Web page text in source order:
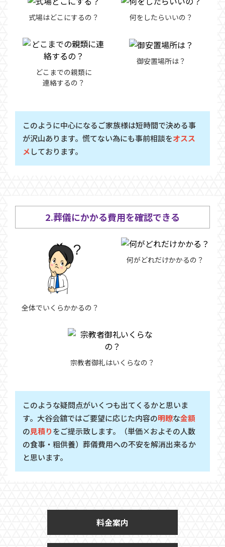
式場はどこにするの？ 何をしたらいいの？
どこまでの親類に
連絡するの？
御安置場所は？
このように中心になるご家族様は短時間で決める事
が沢山あります。慌てない為にも事前相談をオスス
メしております。
2.葬儀にかかる費用を確認できる
全体でいくらかかるの？
何がどれだけかかるの？
宗教者御礼はいくらなの？
このような疑問点がいくつも出てくるかと思いま
す。大谷会舘ではご要望に応じた内容の明瞭な金額
の見積りをご提示致します。（単価×およその人数
の食事・粗供養）葬儀費用への不安を解消出来るか
と思います。
料金案内